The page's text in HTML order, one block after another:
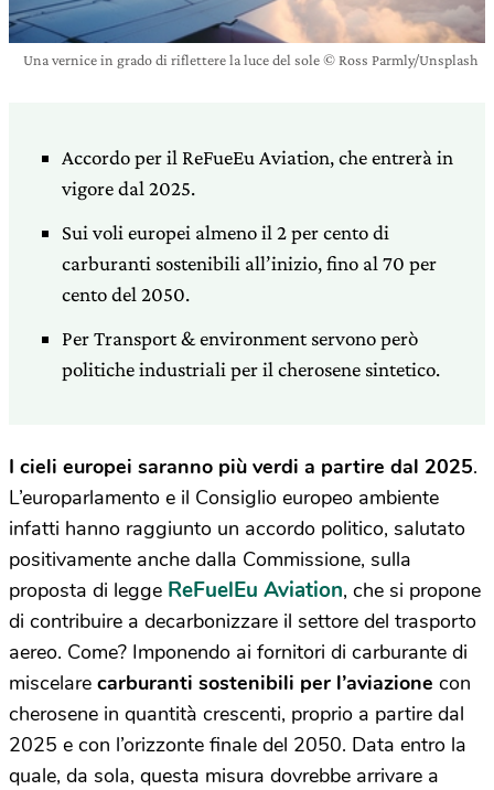
Una vernice in grado di riflettere la luce del sole © Ross Parmly/Unsplash
Accordo per il ReFueEu Aviation, che entrerà in
vigore dal 2025.
Sui voli europei almeno il 2 per cento di
carburanti sostenibili all’inizio, fino al 70 per
cento del 2050.
Per Transport & environment servono però
politiche industriali per il cherosene sintetico.
I cieli europei saranno più verdi a partire dal 2025.
L’europarlamento e il Consiglio europeo ambiente
infatti hanno raggiunto un accordo politico, salutato
positivamente anche dalla Commissione, sulla
proposta di legge ReFuelEu Aviation, che si propone
di contribuire a decarbonizzare il settore del trasporto
aereo. Come? Imponendo ai fornitori di carburante di
miscelare carburanti sostenibili per l’aviazione con
cherosene in quantità crescenti, proprio a partire dal
2025 e con l’orizzonte finale del 2050. Data entro la
quale, da sola, questa misura dovrebbe arrivare a